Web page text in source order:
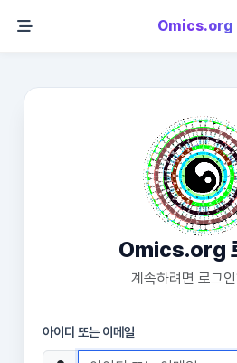
Omics.org
Omics.org
계속하려면 로그
아이디 또는 이메일